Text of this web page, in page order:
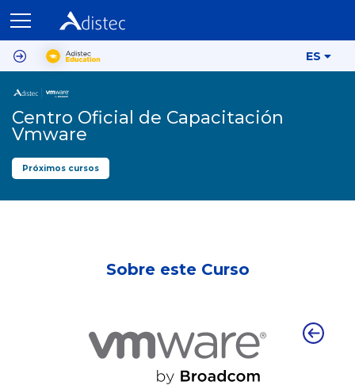
ES
Centro Oficial de Capacitación
Vmware
Próximos cursos
Sobre este Curso